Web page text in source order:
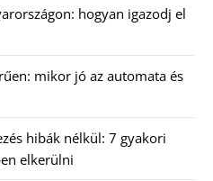
hogyan igazodj el
mikor jó az automata és
hibák nélkül: 7 gyakori
elkerülni